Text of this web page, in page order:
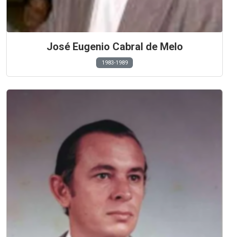
José Eugenio Cabral de Melo
1983-1989